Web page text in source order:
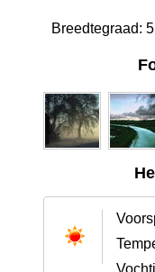
Breedtegraad: